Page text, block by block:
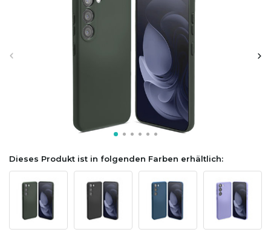
Dieses Produkt ist in folgenden Farben erhältlich: